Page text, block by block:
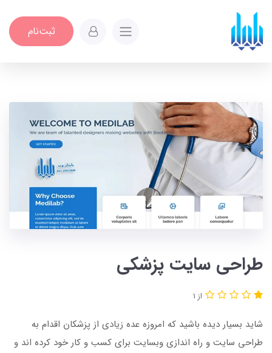
ثبت‌نام
طراحی سایت پزشکی
از 1
شاید بسیار دیده باشید که امروزه عده زیادی از پزشکان اقدام به
طراحی سایت و راه اندازی وبسایت برای کسب و کار خود کرده اند و